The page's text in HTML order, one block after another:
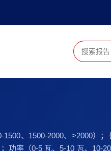
、1500-2000、>2000）
功率（0-5 瓦、5-10 瓦、10-